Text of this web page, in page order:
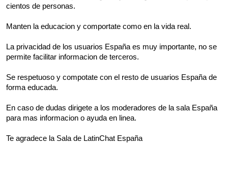
cientos de personas.
Manten la educacion y comportate como en la vida real.
La privacidad de los usuarios España es muy importante, no se
permite facilitar informacion de terceros.
Se respetuoso y compotate con el resto de usuarios España de
forma educada.
En caso de dudas dirigete a los moderadores de la sala España
para mas informacion o ayuda en linea.
Te agradece la Sala de LatinChat España